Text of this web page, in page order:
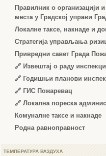
Правилник о организацији
места у Градској управи
Локалне таксе, накнаде и
Стратегија управљања
Привредни савет Града
🔗 Извештај о раду
🔗 Годишњи планови
🔗 ГИС Пожаревац
🔗 Локална пореска
Комуналне таксе и накнаде
Родна равноправност
ТЕМПЕРАТУРА ВАЗДУХА